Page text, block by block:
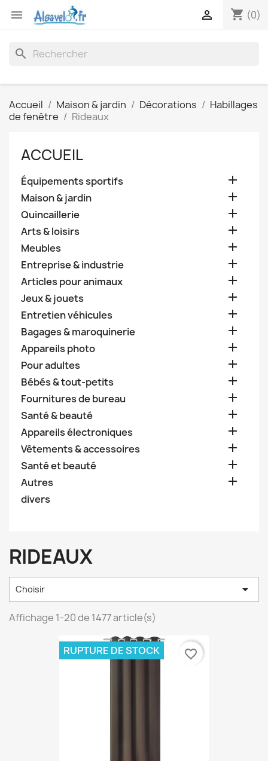
 shopping_cart (0)

search
Accueil Maison & jardin Décorations
Habillages
de fenêtre
Rideaux
ACCUEIL
Équipements sportifs 
Maison & jardin 
Quincaillerie 
Arts & loisirs 
Meubles 
Entreprise & industrie 
Articles pour animaux 
Jeux & jouets 
Entretien véhicules 
Bagages & maroquinerie 
Appareils photo 
Pour adultes 
Bébés & tout-petits 
Fournitures de bureau 
Santé & beauté 
Appareils électroniques 
Vêtements & accessoires 
Santé et beauté 
Autres 
divers
RIDEAUX
Choisir 
Affichage 1-20 de 1477 article(s)
RUPTURE DE STOCK favorite_border